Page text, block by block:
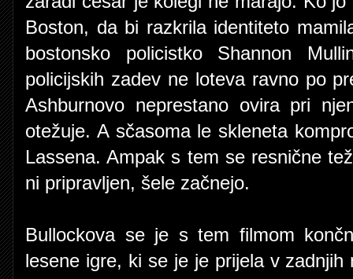
Boston, da bi razkrila identiteto
bostonsko policistko Shannon
policijskih zadev ne loteva ravno po
Ashburnovo neprestano ovira pri
otežuje. A sčasoma le skleneta
Lassena. Ampak s tem se resnične
ni pripravljen, šele začnejo.
Bullockova se je s tem filmom
lesene igre, ki se je je prijela v